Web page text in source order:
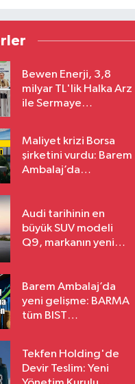
Bewen Enerji, 3,8
milyar TL'lik Halka Arz
ile Sermaye
Maliyet krizi Borsa
şirketini vurdu: Barem
Ambalaj’da
Audi tarihinin en
büyük SUV modeli
Q9, markanın yeni
Barem Ambalaj’da
yeni gelişme: BARMA
tüm BIST
Tekfen Holding'de
Devir Teslim: Yeni